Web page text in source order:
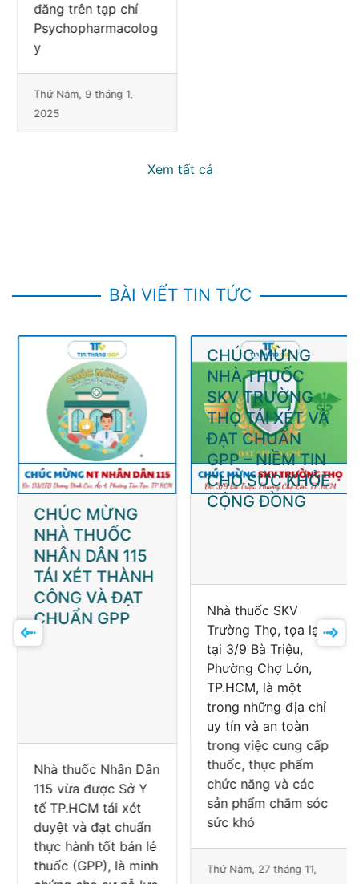
Nghiên cứu được
đăng trên tạp chí
Psychopharmacolog
Thứ Năm, 9 tháng 1,
2025
Xem tất cả
BÀI VIẾT TIN TỨC
CHÚC MỪNG
NHÀ THUỐC
NHÂN DÂN 115
TÁI XÉT THÀNH
CÔNG VÀ ĐẠT
CHUẨN GPP
Nhà thuốc Nhân Dân
115 vừa được Sở Y
tế TP.HCM tái xét
duyệt và đạt chuẩn
thực hành tốt bán lẻ
thuốc (GPP), là minh
CHÚC MỪNG
GPP – NIỀM TIN
CHO SỨC KHỎE
CỘNG ĐỒNG
Nhà thuốc SKV
Trường Thọ, tọa lạc
tại 3/9 Bà Triệu,
Phường Chợ Lớn,
TP.HCM, là một
trong những địa chỉ